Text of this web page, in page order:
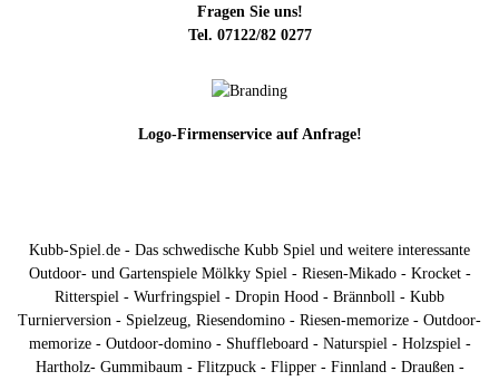
Fragen Sie uns!
Tel. 07122/82 0277
Logo-Firmenservice auf Anfrage!
Kubb-Spiel.de - Das schwedische Kubb Spiel und weitere interessante
Outdoor- und Gartenspiele Mölkky Spiel - Riesen-Mikado - Krocket -
Ritterspiel - Wurfringspiel - Dropin Hood - Brännboll - Kubb
Turnierversion - Spielzeug, Riesendomino - Riesen-memorize - Outdoor-
memorize - Outdoor-domino - Shuffleboard - Naturspiel - Holzspiel -
Hartholz- Gummibaum - Flitzpuck - Flipper - Finnland - Draußen -